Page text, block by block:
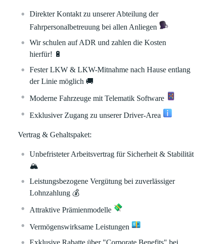
Direkter Kontakt zu unserer Abteilung der
Fahrpersonalbetreuung bei allen Anliegen
Wir schulen auf ADR und zahlen die Kosten
hierfür! 🔋
Fester LKW & LKW-Mitnahme nach Hause entlang
der Linie möglich 🚚
Moderne Fahrzeuge mit Telematik Software
Exklusiver Zugang zu unserer Driver-Area
Vertrag & Gehaltspaket:
Unbefristeter Arbeitsvertrag für Sicherheit & Stabilität
🏔
Leistungsbezogene Vergütung bei zuverlässiger
Lohnzahlung 💰
Attraktive Prämienmodelle
Vermögenswirksame Leistungen
Exklusive Rabatte über "Corporate Benefits" bei